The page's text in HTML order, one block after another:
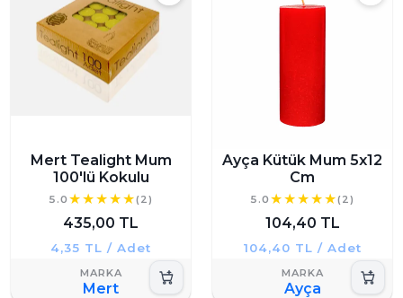
Mert Tealight Mum
100'lü Kokulu
5.0 (2)
435,00 TL
4,35 TL / Adet
Mert
Ayça Kütük Mum 5x12
Cm
5.0 (2)
104,40 TL
104,40 TL / Adet
Ayça